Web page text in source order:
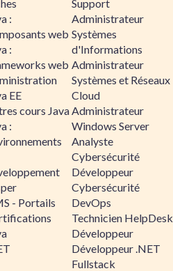
:
web
:
web
EE
cours Java
:
- Portails
Support
Administrateur
Systèmes
d'Informations
Administrateur
Systèmes et Réseaux
Cloud
Administrateur
Windows Server
Analyste
Cybersécurité
Développeur
Cybersécurité
DevOps
Technicien HelpDesk
Développeur
Développeur .NET
Fullstack